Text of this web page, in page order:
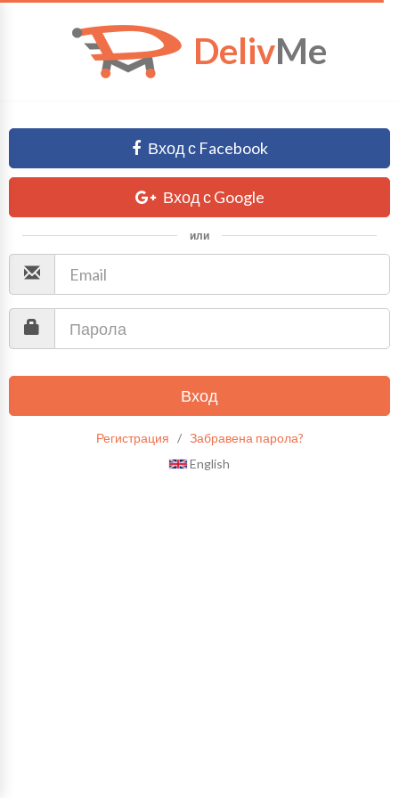
DelivMe
Вход с Facebook
Вход с Google
или
Вход
Регистрация / Забравена парола?
English